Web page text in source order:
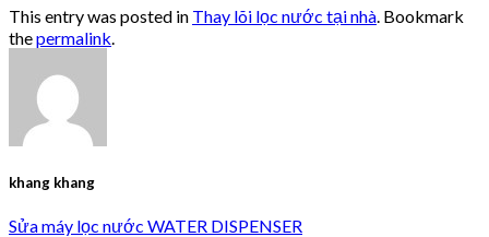
This entry was posted in Thay lõi lọc nước tại nhà . Bookmark
thepermalink
khang khang
Sửa máy lọc nước WATER DISPENSER